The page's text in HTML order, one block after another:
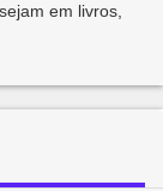
em livros,